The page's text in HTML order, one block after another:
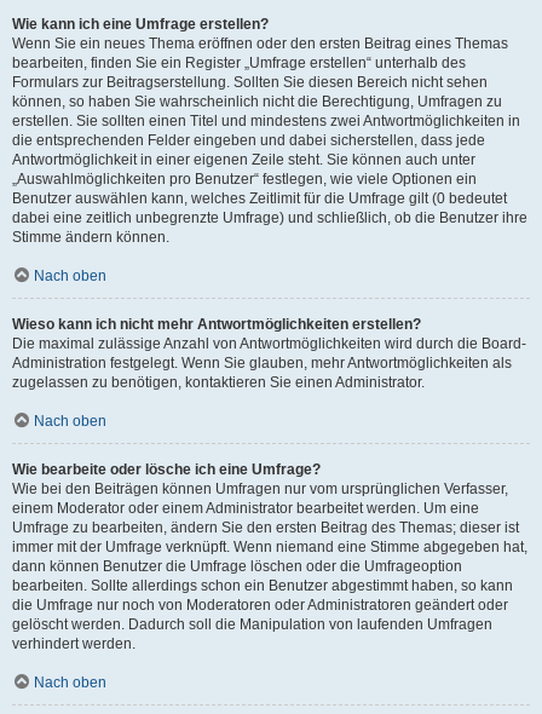
Wie kann ich eine Umfrage erstellen?
Wenn Sie ein neues Thema eröffnen oder den ersten Beitrag eines Themas
bearbeiten, finden Sie ein Register „Umfrage erstellen“ unterhalb des
Formulars zur Beitragserstellung. Sollten Sie diesen Bereich nicht sehen
können, so haben Sie wahrscheinlich nicht die Berechtigung, Umfragen zu
erstellen. Sie sollten einen Titel und mindestens zwei Antwortmöglichkeiten in
die entsprechenden Felder eingeben und dabei sicherstellen, dass jede
Antwortmöglichkeit in einer eigenen Zeile steht. Sie können auch unter
„Auswahlmöglichkeiten pro Benutzer“ festlegen, wie viele Optionen ein
Benutzer auswählen kann, welches Zeitlimit für die Umfrage gilt (0 bedeutet
dabei eine zeitlich unbegrenzte Umfrage) und schließlich, ob die Benutzer ihre
Stimme ändern können.
Nach oben
Wieso kann ich nicht mehr Antwortmöglichkeiten erstellen?
Die maximal zulässige Anzahl von Antwortmöglichkeiten wird durch die Board-
Administration festgelegt. Wenn Sie glauben, mehr Antwortmöglichkeiten als
zugelassen zu benötigen, kontaktieren Sie einen Administrator.
Nach oben
Wie bearbeite oder lösche ich eine Umfrage?
Wie bei den Beiträgen können Umfragen nur vom ursprünglichen Verfasser,
einem Moderator oder einem Administrator bearbeitet werden. Um eine
Umfrage zu bearbeiten, ändern Sie den ersten Beitrag des Themas; dieser ist
immer mit der Umfrage verknüpft. Wenn niemand eine Stimme abgegeben hat,
dann können Benutzer die Umfrage löschen oder die Umfrageoption
bearbeiten. Sollte allerdings schon ein Benutzer abgestimmt haben, so kann
die Umfrage nur noch von Moderatoren oder Administratoren geändert oder
gelöscht werden. Dadurch soll die Manipulation von laufenden Umfragen
verhindert werden.
Nach oben